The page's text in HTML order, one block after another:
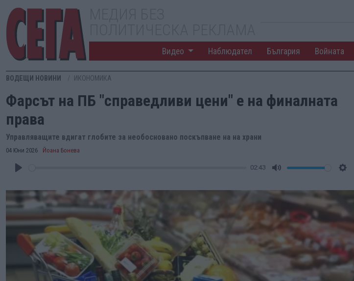
Видео Наблюдател България Войната
ВОДЕЩИ НОВИНИ ИКОНОМИКА
Фарсът на ПБ "справедливи цени" е на финалната
права
Управляващите вдигат глобите за необосновано поскъпване на на храни
04 Юни 2026 Йоана Бонева
02:43